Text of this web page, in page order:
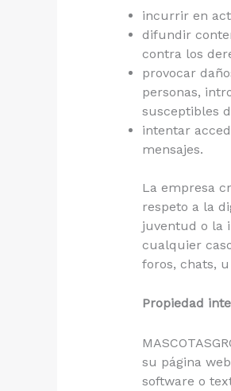
incurrir en
difundir
contra los
provocar
personas,
susceptibles
intentar
mensajes.
La empresa
respeto a la
juventud o la
cualquier
foros, chats,
Propiedad
su página
software o